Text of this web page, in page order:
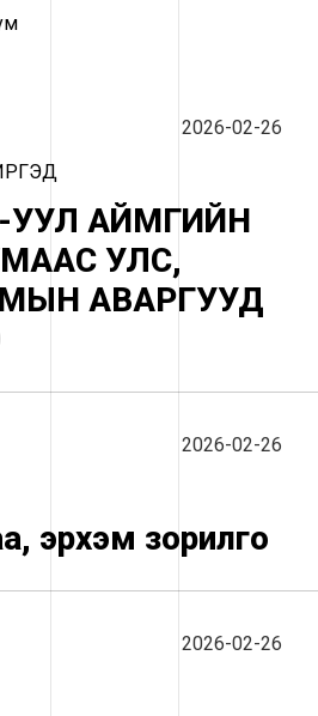
2026-02-26
УУЛ АЙМГИЙН
УЛС,
АВАРГУУД
2026-02-26
эрхэм зорилго
2026-02-26